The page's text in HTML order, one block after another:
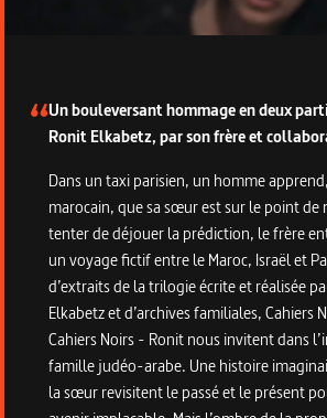
Description du pack
Un bouleversant hommage en deux
Ronit Elkabetz, par son frère et
Dans un taxi parisien, un homme
marocain, que sa sœur est sur le point de
tenter de déjouer la prédiction, le frère
un voyage fictif entre le Maroc, Israël et
d’extraits de la trilogie écrite et réalisée
Elkabetz et d’archives familiales, Cahiers
Cahiers Noirs - Ronit nous invitent dans
famille judéo-arabe. Une histoire
la sœur revisitent le passé et le présent